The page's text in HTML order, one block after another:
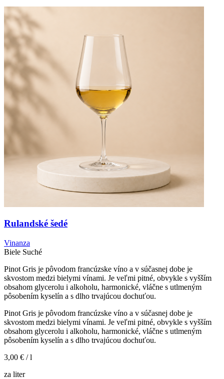
Rulandské šedé
Vinanza
Biele Suché
Pinot Gris je pôvodom francúzske víno a v súčasnej dobe je
skvostom medzi bielymi vínami. Je veľmi pitné, obvykle s vyšším
obsahom glycerolu i alkoholu, harmonické, vláčne s utlmeným
pôsobením kyselín a s dlho trvajúcou dochuťou.
Pinot Gris je pôvodom francúzske víno a v súčasnej dobe je
skvostom medzi bielymi vínami. Je veľmi pitné, obvykle s vyšším
obsahom glycerolu i alkoholu, harmonické, vláčne s utlmeným
pôsobením kyselín a s dlho trvajúcou dochuťou.
3,00 € / l
za liter